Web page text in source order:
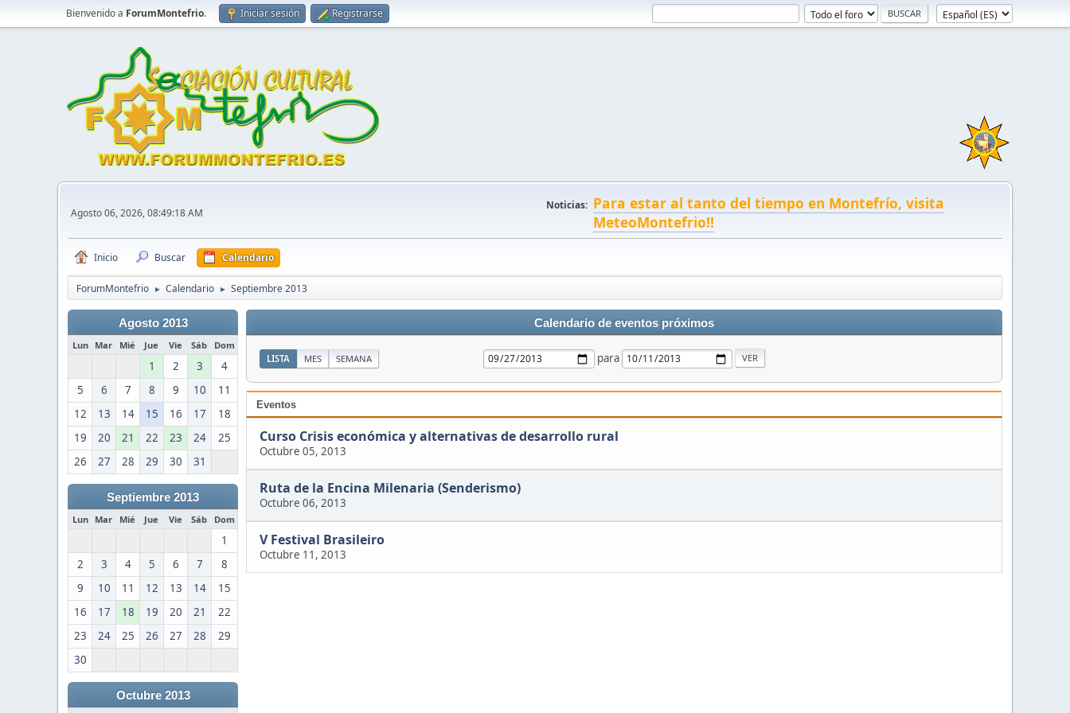
Bienvenido a ForumMontefrio. Iniciar sesión Registrarse
Agosto 06, 2026, 08:49:18 AM
Noticias: Para estar al tanto del tiempo en Montefrío, visita
MeteoMontefrio!!
Inicio Buscar Calendario
ForumMontefrio ► Calendario ► Septiembre 2013
Agosto 2013
Lun Mar Mié Jue Vie Sáb Dom
1 2 3
4
5
6 7 8 9 10
11
12
13 14 15 16 17
18
19
20 21 22 23 24
25
26
27 28 29 30 31
Septiembre 2013
Lun Mar Mié Jue Vie Sáb Dom
1
2
3 4 5 6 7
8
9
10 11 12 13 14
15
16
17 18 19 20 21
22
23
24 25 26 27 28
29
30
Octubre 2013
Calendario de eventos próximos
LISTA MES SEMANA para
Eventos
Curso Crisis económica y alternativas de desarrollo rural
Octubre 05, 2013
Ruta de la Encina Milenaria (Senderismo)
Octubre 06, 2013
V Festival Brasileiro
Octubre 11, 2013